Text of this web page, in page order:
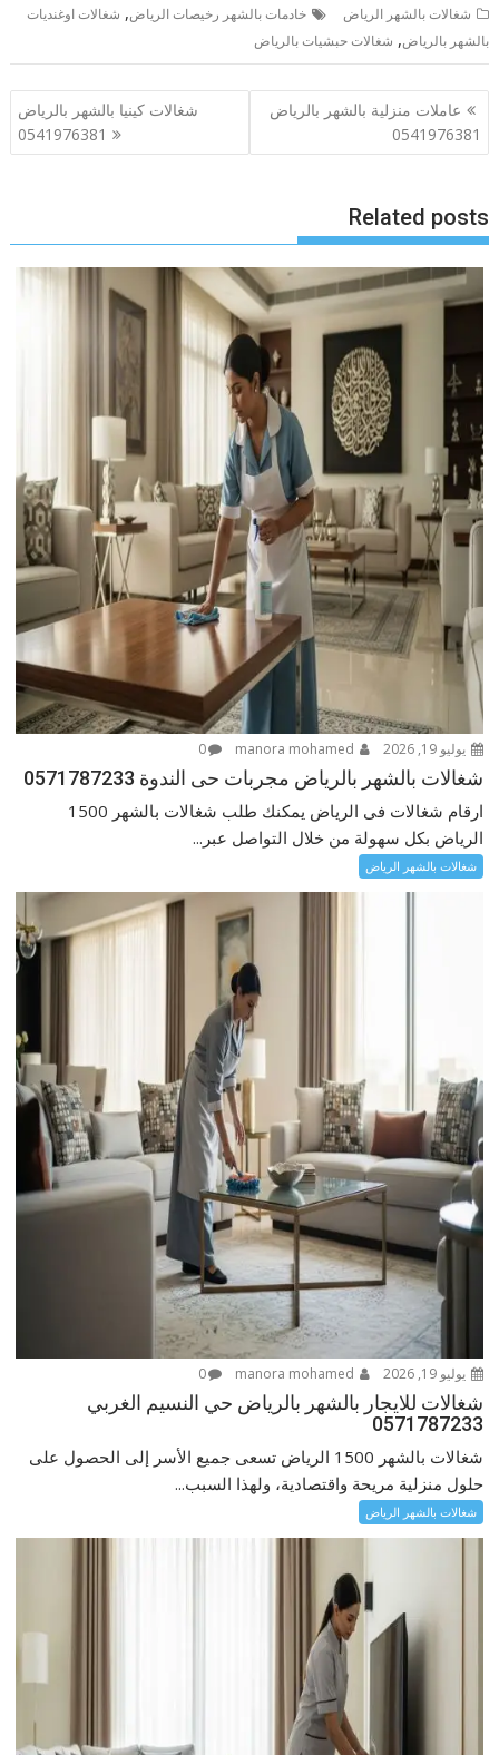
شغالات بالشهر الرياض خادمات بالشهر رخيصات الرياض, شغالات اوغنديات
بالشهر بالرياض, شغالات حبشيات بالرياض
تصفّح
المقالات
عاملات منزلية بالشهر بالرياض
0541976381
شغالات كينيا بالشهر بالرياض
0541976381
Related posts
يوليو 19, 2026 0
شغالات بالشهر بالرياض مجربات حى الندوة 0571787233
ارقام شغالات فى الرياض يمكنك طلب شغالات بالشهر 1500
الرياض بكل سهولة من خلال التواصل عبر...
شغالات بالشهر الرياض
يوليو 19, 2026 0
شغالات للايجار بالشهر بالرياض حي النسيم الغربي
0571787233
شغالات بالشهر 1500 الرياض تسعى جميع الأسر إلى الحصول على
حلول منزلية مريحة واقتصادية، ولهذا السبب...
شغالات بالشهر الرياض